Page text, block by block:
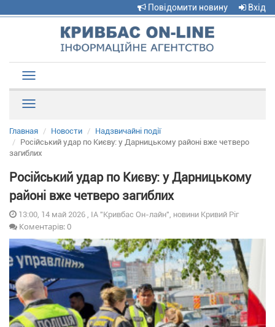
Повідомити новину Вхід
navigation
Главная Новости
Надзвичайні події
Російський удар по Києву: у Дарницькому районі вже четверо
загиблих
Російський удар по Києву: у Дарницькому
районі вже четверо загиблих
13:00, 14 май 2026 , ІА "Кривбас Он-лайн", новини Кривий Ріг
Коментарів: 0